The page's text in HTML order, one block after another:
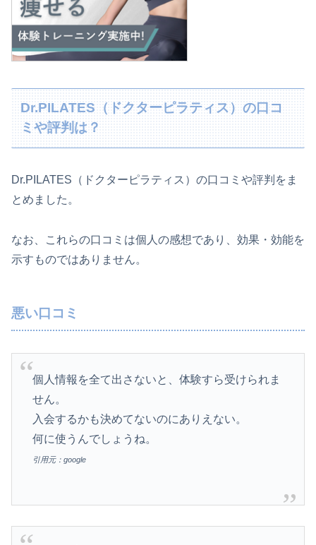
Dr.PILATES（ドクターピラティス）の口コ
ミや評判は？
Dr.PILATES（ドクターピラティス）の口コミや評判をま
とめました。
なお、これらの口コミは個人の感想であり、効果・効能を
示すものではありません。
悪い口コミ
個人情報を全て出さないと、体験すら受けられま
せん。
入会するかも決めてないのにありえない。
何に使うんでしょうね。
引用元：google